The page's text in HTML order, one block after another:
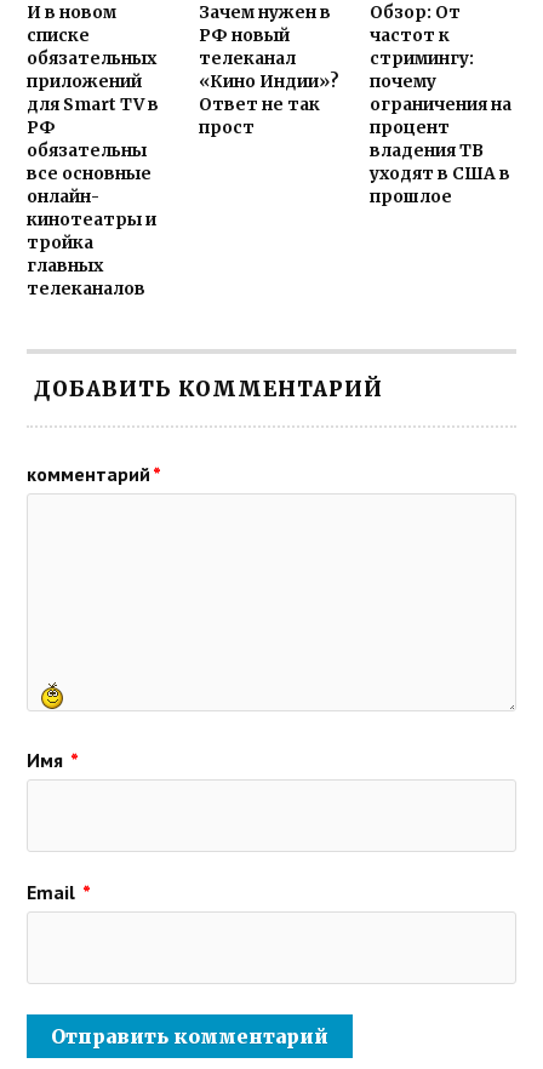
И в новом
списке
обязательных
приложений
для Smart TV в
РФ
обязательны
все основные
онлайн-
кинотеатры и
тройка
главных
телеканалов
Зачем нужен в
РФ новый
телеканал
«Кино Индии»?
Ответ не так
прост
Обзор: От
частот к
стримингу:
почему
ограничения на
процент
владения ТВ
уходят в США в
прошлое
ДОБАВИТЬ КОММЕНТАРИЙ
комментарий *
Имя *
Email *